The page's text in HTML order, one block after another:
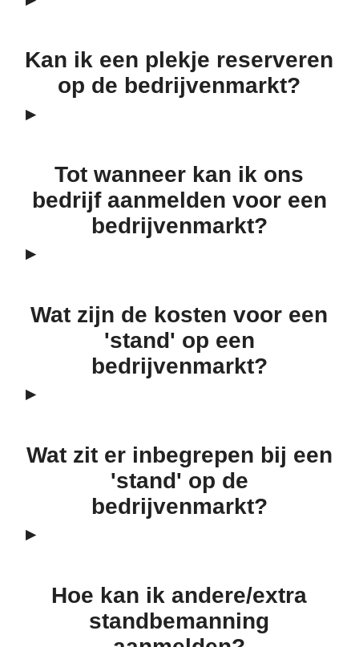
Kan ik een plekje reserveren
op de bedrijvenmarkt?
Tot wanneer kan ik ons
bedrijf aanmelden voor een
bedrijvenmarkt?
Wat zijn de kosten voor een
'stand' op een
bedrijvenmarkt?
Wat zit er inbegrepen bij een
'stand' op de
bedrijvenmarkt?
Hoe kan ik andere/extra
standbemanning